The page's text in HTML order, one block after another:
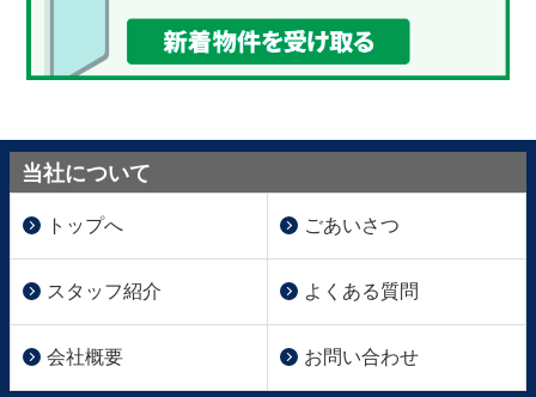
当社について
トップへ ごあいさつ
スタッフ紹介 よくある質問
会社概要 お問い合わせ